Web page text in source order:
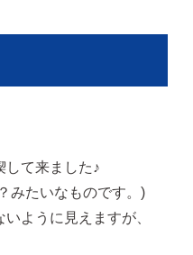
して来ました♪
みたいなものです。)
ように見えますが、